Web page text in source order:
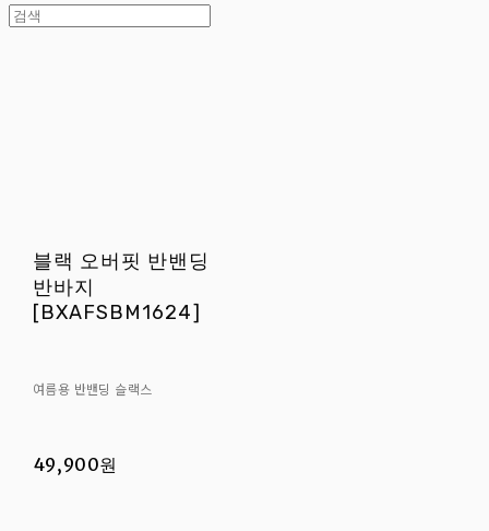
블랙 오버핏 반밴딩
반바지
[BXAFSBM1624]
여름용 반밴딩 슬랙스
49,900원